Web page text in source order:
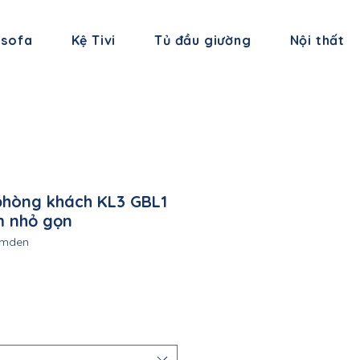
Kệ Tivi Tủ đầu giường Nội thất
khách KL3 GBL1
nhỏ gọn